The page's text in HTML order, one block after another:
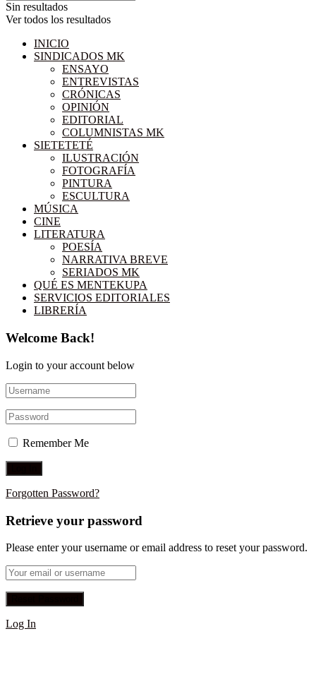
Sin resultados
Ver todos los resultados
INICIO
SINDICADOS MK
ENSAYO
ENTREVISTAS
CRÓNICAS
OPINIÓN
EDITORIAL
COLUMNISTAS MK
SIETETETÉ
ILUSTRACIÓN
FOTOGRAFÍA
PINTURA
ESCULTURA
MÚSICA
CINE
LITERATURA
POESÍA
NARRATIVA BREVE
SERIADOS MK
QUÉ ES MENTEKUPA
SERVICIOS EDITORIALES
LIBRERÍA
Welcome Back!
Login to your account below
Remember Me
Forgotten Password?
Retrieve your password
Please enter your username or email address to reset your password.
Log In